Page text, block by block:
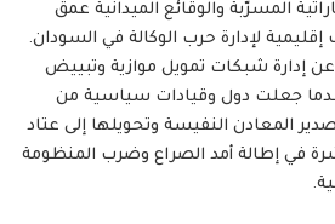
المسرّبة والوقائع الميدانية عمق
لإدارة حرب الوكالة في السودان.
إدارة شبكات تمويل موازية وتبييض
بعدما جعلت دول وقيادات سياسية من
المعادن النفيسة وتحويلها إلى عتاد
في إطالة أمد الصراع وضرب المنظومة